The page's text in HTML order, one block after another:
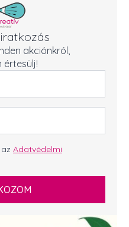
akciónkról,
értesülj!
Adatvédelmi